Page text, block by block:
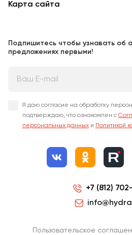
Карта сайта
Подпишитесь чтобы узнавать об
предложениях первыми!
Я даю согласие на обработку
подтверждаю, что ознакомлен с
персональных данных и Политикой
+7 (812)
Пользовательское